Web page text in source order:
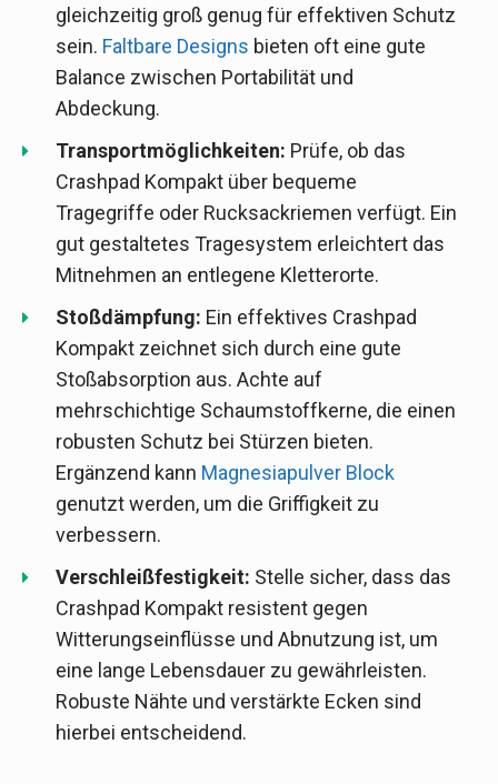
gleichzeitig groß genug für effektiven Schutz
sein. Faltbare Designs bieten oft eine gute
Balance zwischen Portabilität und
Abdeckung.
Transportmöglichkeiten: Prüfe, ob das
Crashpad Kompakt über bequeme
Tragegriffe oder Rucksackriemen verfügt. Ein
gut gestaltetes Tragesystem erleichtert das
Mitnehmen an entlegene Kletterorte.
Stoßdämpfung: Ein effektives Crashpad
Kompakt zeichnet sich durch eine gute
Stoßabsorption aus. Achte auf
mehrschichtige Schaumstoffkerne, die einen
robusten Schutz bei Stürzen bieten.
Ergänzend kann Magnesiapulver Block
genutzt werden, um die Griffigkeit zu
verbessern.
Verschleißfestigkeit: Stelle sicher, dass das
Crashpad Kompakt resistent gegen
Witterungseinflüsse und Abnutzung ist, um
eine lange Lebensdauer zu gewährleisten.
Robuste Nähte und verstärkte Ecken sind
hierbei entscheidend.